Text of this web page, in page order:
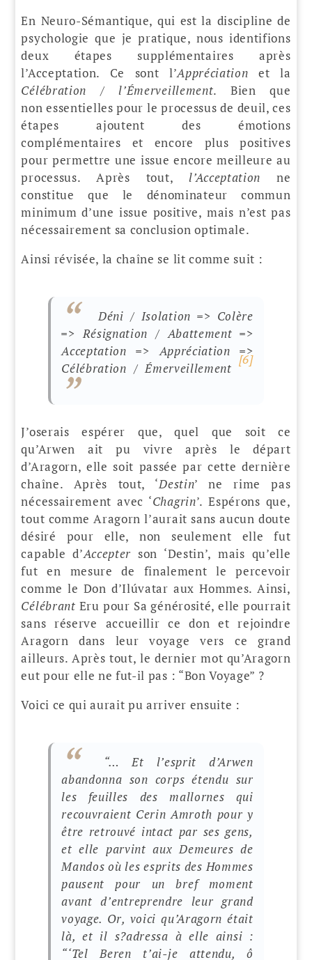
En Neuro-Sémantique, qui est la discipline de
psychologie que je pratique, nous identifions
deux étapes supplémentaires après
l’Acceptation. Ce sont l’Appréciation et la
Célébration /l’Émerveillement. Bien que
non essentielles pour le processus de deuil, ces
étapes ajoutent des émotions
complémentaires et encore plus positives
pour permettre une issue encore meilleure au
processus. Après tout,l’Acceptation ne
constitue que le dénominateur commun
minimum d’une issue positive, mais n’est pas
nécessairement sa conclusion optimale.
Ainsi révisée, la chaîne se lit comme suit :
Déni / Isolation => Colère
=>Résignation /Abattement =>
Acceptation =>Appréciation =>
Célébration /Émerveillement
[6]
J’oserais espérer que, quel que soit ce
qu’Arwen ait pu vivre après le départ
d’Aragorn, elle soit passée par cette dernière
chaîne. Après tout, ‘Destin’ ne rime pas
nécessairement avec ‘Chagrin’. Espérons que,
tout comme Aragorn l’aurait sans aucun doute
désiré pour elle, non seulement elle fut
capable d’Accepter son ‘Destin’, mais qu’elle
fut en mesure de finalement le percevoir
comme le Don d’Ilúvatar aux Hommes. Ainsi,
Célébrant Eru pour Sa générosité, elle pourrait
sans réserve accueillir ce don et rejoindre
Aragorn dans leur voyage vers ce grand
ailleurs. Après tout, le dernier mot qu’Aragorn
eut pour elle ne fut-il pas : “Bon Voyage” ?
Voici ce qui aurait pu arriver ensuite :
“… Et l’esprit d’Arwen
abandonna son corps étendu sur
les feuilles des mallornes qui
recouvraient Cerin Amroth pour y
être retrouvé intact par ses gens,
et elle parvint aux Demeures de
Mandos où les esprits des Hommes
pausent pour un bref moment
avant d’entreprendre leur grand
voyage. Or, voici qu’Aragorn était
là, et il s?adressa à elle ainsi :
“‘Tel Beren t’ai-je attendu, ô